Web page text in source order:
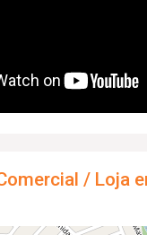
/ Loja